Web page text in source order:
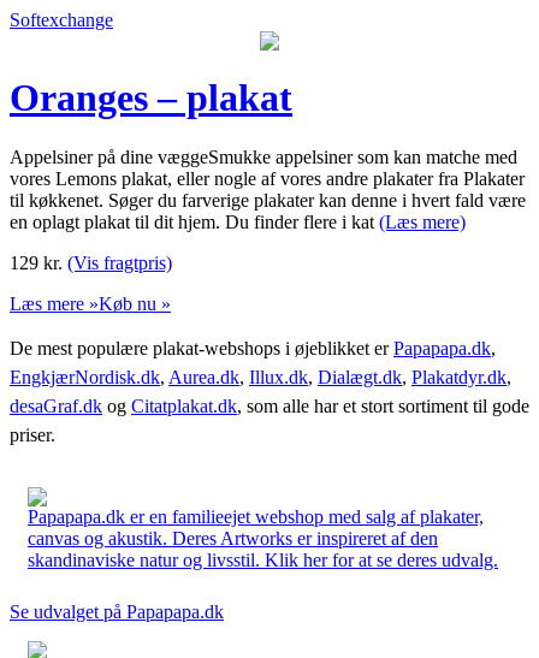
Softexchange
Oranges – plakat
Appelsiner på dine væggeSmukke appelsiner som kan matche med
vores Lemons plakat, eller nogle af vores andre plakater fra Plakater
til køkkenet. Søger du farverige plakater kan denne i hvert fald være
en oplagt plakat til dit hjem. Du finder flere i kat (Læs mere)
129 kr. (Vis fragtpris)
Læs mere »Køb nu »
De mest populære plakat-webshops i øjeblikket erPapapapa.dk,
EngkjærNordisk.dk, Aurea.dk, Illux.dk, Dialægt.dk, Plakatdyr.dk,
desaGraf.dk og Citatplakat.dk, som alle har et stort sortiment til gode
priser.
Papapapa.dk er en familieejet webshop med salg af plakater,
canvas og akustik. Deres Artworks er inspireret af den
skandinaviske natur og livsstil. Klik her for at se deres udvalg.
Se udvalget på Papapapa.dk